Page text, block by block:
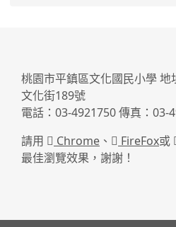
桃園市平鎮區文化國民小學 地
文化街189號
電話：03-4921750 傳真：03-
請用
Chrome 、 FireFox或
最佳瀏覽效果，謝謝！